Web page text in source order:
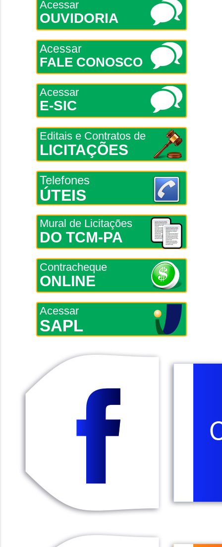
Acessar
OUVIDORIA
Acessar
FALE CONOSCO
Acessar
E-SIC
Editais e Contratos de
LICITAÇÕES
Telefones
ÚTEIS
Mural de Licitações
DO TCM-PA
Contracheque
ONLINE
Acessar
SAPL